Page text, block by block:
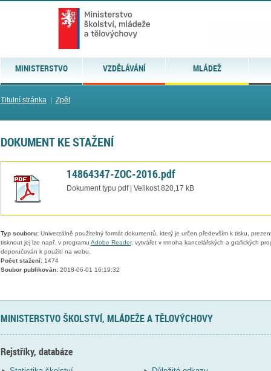
MINISTERSTVO VZDĚLÁVÁNÍ MLÁDEŽ
Titulní stránka| Zpět
DOKUMENT KE STAŽENÍ
14864347-ZOC-2016.pdf
Dokument typu pdf | Velikost 820,17 kB
Typ souboru:Univerzálně použitelný formát dokumentů, který je určen především k tisku,
tisknout jej lze např. v programu Adobe Reader, vytvářet v mnoha kancelářských a grafických
doporučován k použití na webu.
Počet stažení:1474
Soubor publikován:2018-06-01 16:19:32
MINISTERSTVO ŠKOLSTVÍ, MLÁDEŽE A TĚLOVÝCHOVY
Rejstříky, databáze